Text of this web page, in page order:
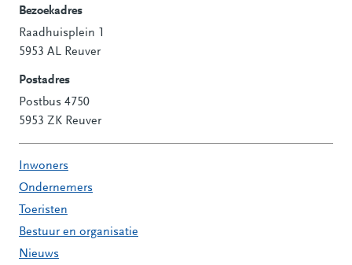
Contactinformatie
Bezoekadres
Raadhuisplein 1
5953 AL Reuver
Postadres
Postbus 4750
5953 ZK Reuver
Inwoners
Ondernemers
Toeristen
Bestuur en organisatie
Nieuws